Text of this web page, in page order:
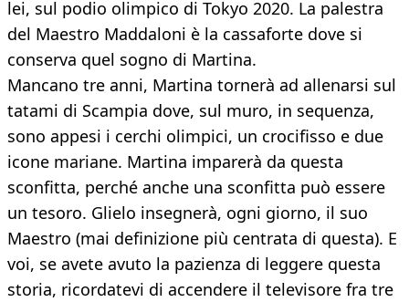
lei, sul podio olimpico di Tokyo 2020. La palestra
del Maestro Maddaloni è la cassaforte dove si
conserva quel sogno di Martina.
Mancano tre anni, Martina tornerà ad allenarsi sul
tatami di Scampia dove, sul muro, in sequenza,
sono appesi i cerchi olimpici, un crocifisso e due
icone mariane. Martina imparerà da questa
sconfitta, perché anche una sconfitta può essere
un tesoro. Glielo insegnerà, ogni giorno, il suo
Maestro (mai definizione più centrata di questa). E
voi, se avete avuto la pazienza di leggere questa
storia, ricordatevi di accendere il televisore fra tre